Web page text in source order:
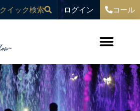
クイック検索 ログイン コール